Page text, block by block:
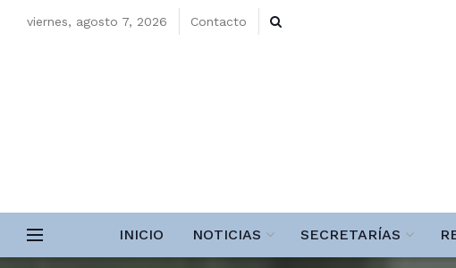
viernes, agosto 7, 2026 Contacto
INICIO NOTICIAS SECRETARÍAS